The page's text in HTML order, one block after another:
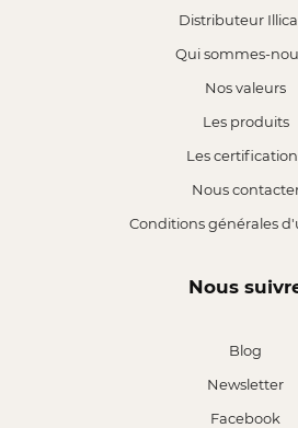
Distributeur
Qui sommes-
Nos valeurs
Les produits
Les
Nous
Conditions générales
Nous
Blog
Newsletter
Facebook